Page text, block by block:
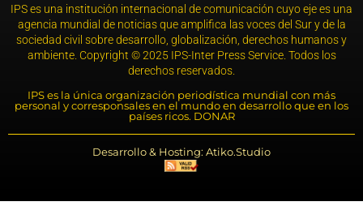
IPS es una institución internacional de comunicación cuyo eje es una
agencia mundial de noticias que amplifica las voces del Sur y de la
sociedad civil sobre desarrollo, globalización, derechos humanos y
ambiente. Copyright © 2025 IPS-Inter Press Service. Todos los
derechos reservados.
IPS es la única organización periodística mundial con más
personal y corresponsales en el mundo en desarrollo que en los
países ricos. DONAR
Desarrollo & Hosting: Atiko.Studio